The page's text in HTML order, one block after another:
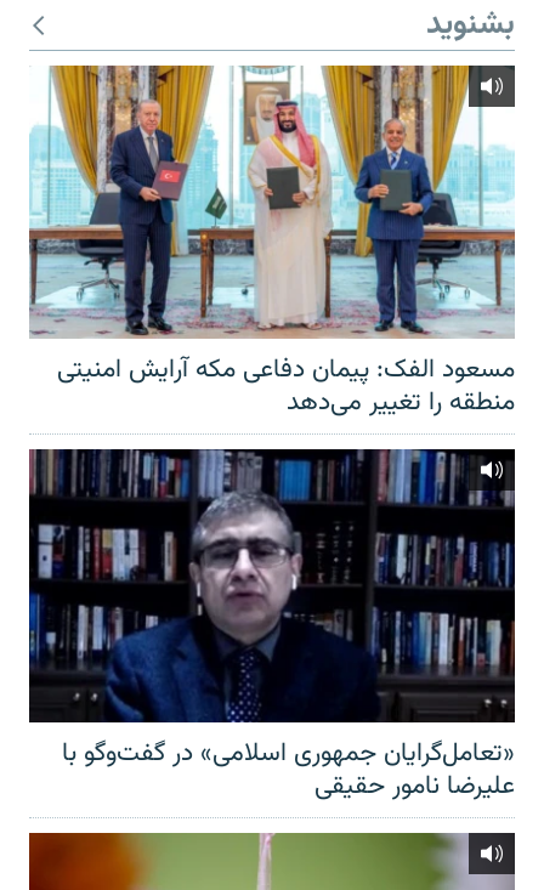
بشنوید
مسعود الفک: پیمان دفاعی مکه آرایش امنیتی
منطقه را تغییر می‌دهد
«تعامل‌گرایان جمهوری اسلامی» در گفت‌وگو با
علیرضا نامور حقیقی